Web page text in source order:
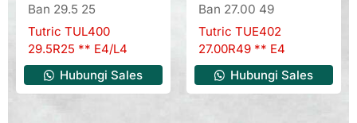
Ban 29.5 25
Tutric TUL400
29.5R25 ** E4/L4
Hubungi Sales
Ban 27.00 49
Tutric TUE402
27.00R49 ** E4
Hubungi Sales